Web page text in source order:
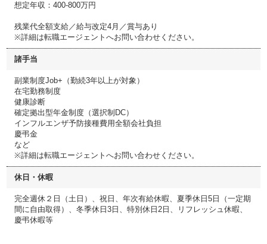
想定年収：400-800万円
残業代全額支給／給与改定4月／賞与あり
※詳細は転職エージェントへお問い合わせください。
諸手当
副業制度Job+（勤続3年以上が対象）
在宅勤務制度
健康診断
確定拠出型年金制度（選択制DC）
インフルエンザ予防接種費用全額会社負担
慶弔金
など
※詳細は転職エージェントへお問い合わせください。
休日・休暇
完全週休２日（土日）、祝日、年次有給休暇、夏季休日5日（一定期
間に自由取得）、冬季休日3日、特別休日2日、リフレッシュ休暇、
慶弔休暇等